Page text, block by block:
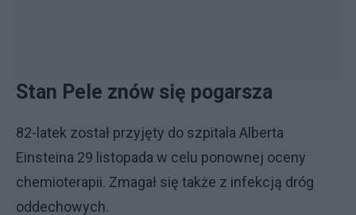
Stan Pele znów się pogarsza
82-latek został przyjęty do szpitala Alberta
Einsteina 29 listopada w celu ponownej oceny
chemioterapii. Zmagał się także z infekcją dróg
oddechowych.